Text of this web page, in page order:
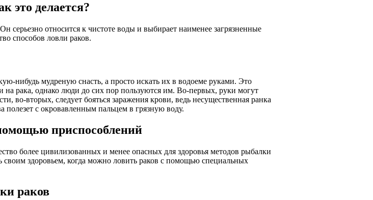
это делается?
серьезно относится к чистоте воды и выбирает наименее загрязненные
способов ловли раков.
нибудь мудреную снасть, а просто искать их в водоеме руками. Это
на рака, однако люди до сих пор пользуются им. Во-первых, руки могут
во-вторых, следует бояться заражения крови, ведь несущественная ранка
полезет с окровавленным пальцем в грязную воду.
приспособлений
более цивилизованных и менее опасных для здоровья методов рыбалки
своим здоровьем, когда можно ловить раков с помощью специальных
раков